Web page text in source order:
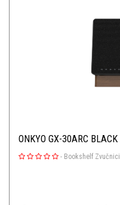
ONKYO GX-30ARC BLACK
- Bookshelf Zvučnici